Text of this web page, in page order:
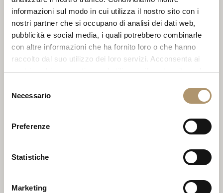
informazioni sul modo in cui utilizza il nostro sito con i
nostri partner che si occupano di analisi dei dati web,
pubblicità e social media, i quali potrebbero combinarle
con altre informazioni che ha fornito loro o che hanno
raccolto dal suo utilizzo dei loro servizi. Acconsenta ai
nostri cookie se continua ad utilizzare il nostro sito web.
delNecessario
Preferenze
Statistiche
Marketing